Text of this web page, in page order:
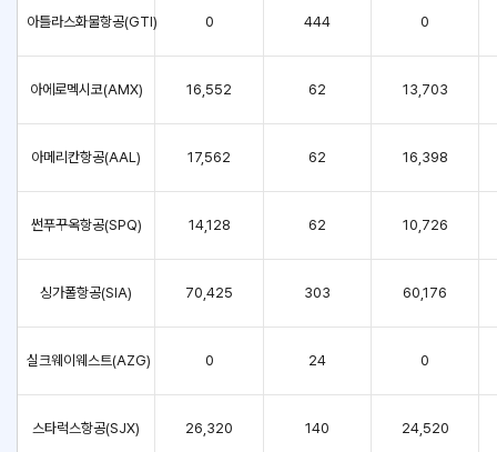
아틀라스화물항공(GTI) 0 444 0
아에로멕시코(AMX) 16,552 62 13,703
아메리칸항공(AAL) 17,562 62 16,398
썬푸꾸옥항공(SPQ) 14,128 62 10,726
싱가폴항공(SIA) 70,425 303 60,176
실크웨이웨스트(AZG) 0 24 0
스타럭스항공(SJX) 26,320 140 24,520